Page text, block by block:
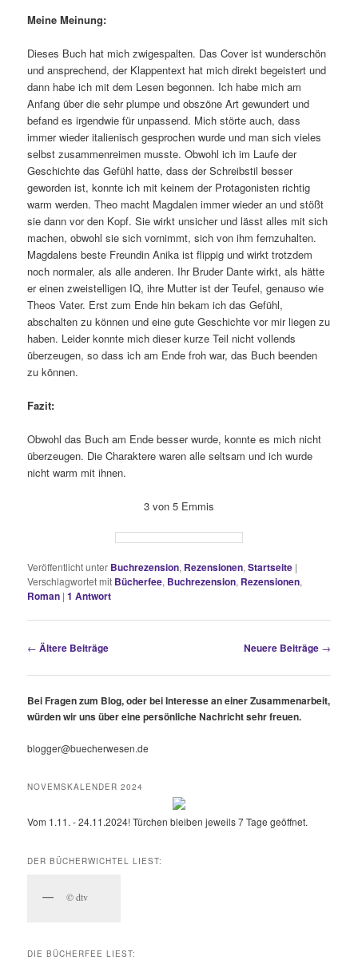
Meine Meinung:
Dieses Buch hat mich zwigespalten. Das Cover ist wunderschön
und ansprechend, der Klappentext hat mich direkt begeistert und
dann habe ich mit dem Lesen begonnen. Ich habe mich am
Anfang über die sehr plumpe und obszöne Art gewundert und
befand es irgendwie für unpassend. Mich störte auch, dass
immer wieder italienisch gesprochen wurde und man sich vieles
selbst zusammenreimen musste. Obwohl ich im Laufe der
Geschichte das Gefühl hatte, dass der Schreibstil besser
geworden ist, konnte ich mit keinem der Protagonisten richtig
warm werden. Theo macht Magdalen immer wieder an und stößt
sie dann vor den Kopf. Sie wirkt unsicher und lässt alles mit sich
machen, obwohl sie sich vornimmt, sich von ihm fernzuhalten.
Magdalens beste Freundin Anika ist flippig und wirkt trotzdem
noch normaler, als alle anderen. Ihr Bruder Dante wirkt, als hätte
er einen zweistelligen IQ, ihre Mutter ist der Teufel, genauso wie
Theos Vater. Erst zum Ende hin bekam ich das Gefühl,
abschalten zu können und eine gute Geschichte vor mir liegen zu
haben. Leider konnte mich dieser kurze Teil nicht vollends
überzeugen, so dass ich am Ende froh war, das Buch beenden
zu können.
Fazit:
Obwohl das Buch am Ende besser wurde, konnte es mich nicht
überzeugen. Die Charaktere waren alle seltsam und ich wurde
nicht warm mit ihnen.
3 von 5 Emmis
Veröffentlicht unter Buchrezension, Rezensionen,Startseite |
Verschlagwortet mit Bücherfee, Buchrezension, Rezensionen,
Roman |1 Antwort
Beitragsnavigation
← Ältere Beiträge Neuere Beiträge →
Bei Fragen zum Blog, oder bei Interesse an einer Zusammenarbeit,
würden wir uns über eine persönliche Nachricht sehr freuen.
blogger@buecherwesen.de
NOVEMSKALENDER 2024
Vom 1.11. - 24.11.2024! Türchen bleiben jeweils 7 Tage geöffnet.
DER BÜCHERWICHTEL LIEST:
© dtv
DIE BÜCHERFEE LIEST: